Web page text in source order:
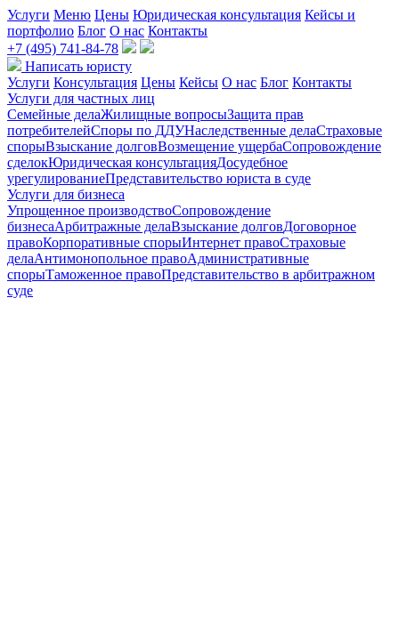
Услуги Меню Цены Юридическая консультация Кейсы и
портфолио Блог О нас Контакты
+7 (495) 741-84-78
Написать юристу
Услуги Консультация Цены Кейсы О нас Блог Контакты
Услуги для частных лиц
Семейные делаЖилищные вопросыЗащита прав
потребителейСпоры по ДДУНаследственные делаСтраховые
спорыВзыскание долговВозмещение ущербаСопровождение
сделокЮридическая консультацияДосудебное
урегулированиеПредставительство юриста в суде
Услуги для бизнеса
Упрощенное производствоСопровождение
бизнесаАрбитражные делаВзыскание долговДоговорное
правоКорпоративные спорыИнтернет правоСтраховые
делаАнтимонопольное правоАдминистративные
спорыТаможенное правоПредставительство в арбитражном
суде